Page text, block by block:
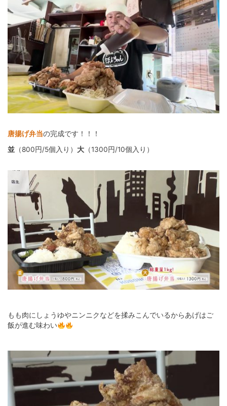
唐揚げ弁当の完成です！！！
並 （800円/5個入り） 大 （1300円/10個入り）
もも肉にしょうゆやニンニクなどを揉みこんでいるからあげはご
飯が進む味わい